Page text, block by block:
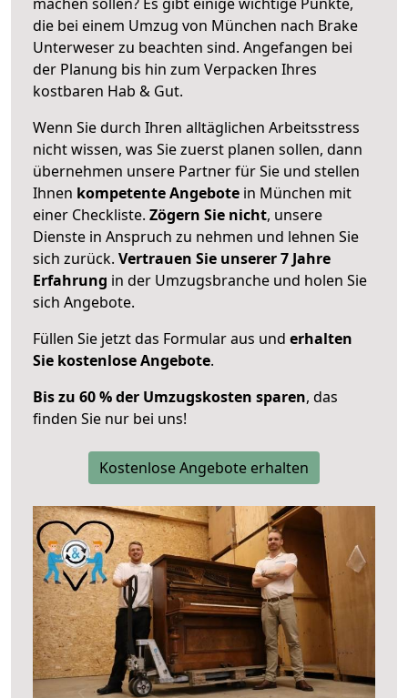
die bei einem Umzug von München nach Brake
Unterweser zu beachten sind. Angefangen bei
der Planung bis hin zum Verpacken Ihres
kostbaren Hab & Gut.
Wenn Sie durch Ihren alltäglichen Arbeitsstress
nicht wissen, was Sie zuerst planen sollen, dann
übernehmen unsere Partner für Sie und stellen
Ihnen kompetente Angebote in München mit
einer Checkliste. Zögern Sie nicht, unsere
Dienste in Anspruch zu nehmen und lehnen Sie
sich zurück. Vertrauen Sie unserer 7 Jahre
Erfahrung in der Umzugsbranche und holen Sie
sich Angebote.
Füllen Sie jetzt das Formular aus und erhalten
Sie kostenlose Angebote.
Bis zu 60 % der Umzugskosten sparen, das
finden Sie nur bei uns!
Kostenlose Angebote erhalten